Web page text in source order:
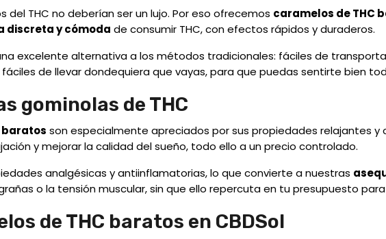
del THC no deberían ser un lujo. Por eso ofrecemos caramelos de THC
discreta y cómoda de consumir THC, con efectos rápidos y duraderos.
excelente alternativa a los métodos tradicionales: fáciles de
de llevar dondequiera que vayas, para que puedas sentirte bien
gominolas de THC
baratos son especialmente apreciados por sus propiedades relajantes
y mejorar la calidad del sueño, todo ello a un precio controlado.
analgésicas y antiinflamatorias, lo que convierte a nuestras
o la tensión muscular, sin que ello repercuta en tu presupuesto
de THC baratos en CBDSol